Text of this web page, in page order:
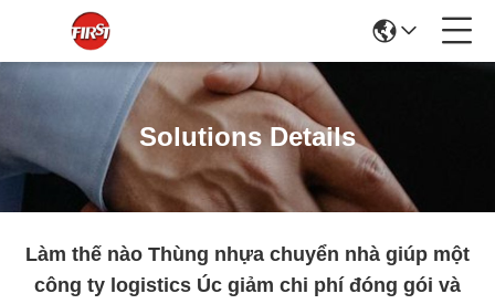
Solutions Details
Làm thế nào Thùng nhựa chuyển nhà giúp một
công ty logistics Úc giảm chi phí đóng gói và